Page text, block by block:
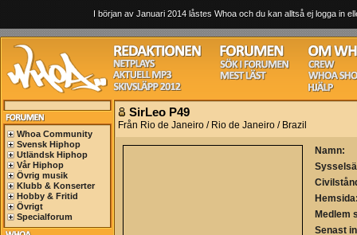
I början av Januari 2014 låstes Whoa och du kan alltså ej logga in
Whoa Community
Svensk Hiphop
Utländsk Hiphop
Vår Hiphop
Övrig musik
Klubb & Konserter
Hobby & Fritid
Övrigt
Specialforum
SirLeo P49
Från Rio de Janeiro / Rio de Janeiro / Brazil
Namn:
Medlem
Senast